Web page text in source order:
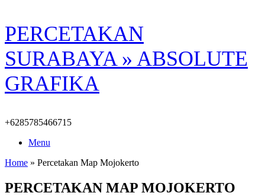
Skip
to
content
PERCETAKAN
SURABAYA » ABSOLUTE
GRAFIKA
+6285785466715
Menu
Home » Percetakan Map Mojokerto
PERCETAKAN MAP MOJOKERTO